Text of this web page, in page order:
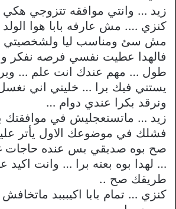
زيد … وانتي موافقه تتزوجي
كنزي …. مش عارفه بابا هوا
مش سئ ومناسب ليا ولشخصيتي
فالهدا عطيت نفسي فرصه
طول … مهم عندك انت علم …
يستني فيك برا … خليني اني
ونرقد بكرا عندي دوام …
زيد … ماتستعجليش في
فشلك في موضوعك الاول يأتر
صح بوه صديقي بس عنده حاجات
… لهدا بوه بعته برا … وانت اكيد
طريقك صح ..
كنزي … تمام بابا اكيبببد